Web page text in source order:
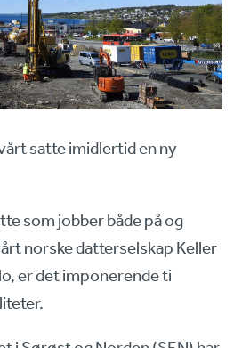
satte imidlertid en ny
som jobber både på og
norske datterselskap Keller
er det imponerende ti